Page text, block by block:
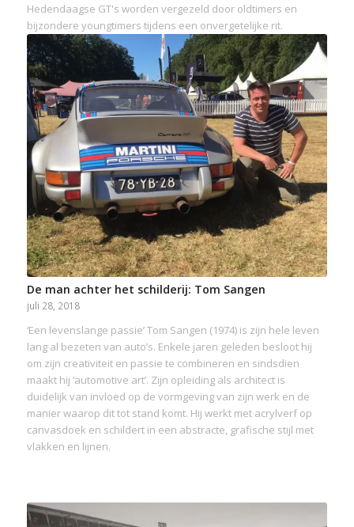
Hedendaagse GT's worden vergezeld door oldtimers en
bijzondere youngtimers tijdens een onvergetelijke rit.
De man achter het schilderij: Tom Sangen
juli 28, 2018
‘Een levenslange passie’ Tom Sangen (1974) is zijn hele leven
lang al bezeten van auto’s. Enkele jaren geleden besloot hij
om zijn creativiteit en passie te combineren en sindsdien
maakt hij ‘automotive art’. Zijn opleiding als architect is
duidelijk van invloed op de vormgeving van zijn werk en de
manier waarop dit tot stand komt. Hij werkt met acrylverf op
canvasdoek en schildert in een abstracte, grafische stijl met
vlakken en lijnen.